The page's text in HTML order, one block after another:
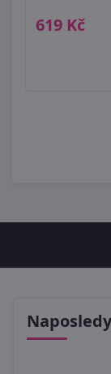
619 Kč